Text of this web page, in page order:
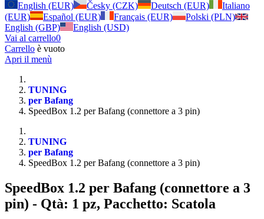
English (EUR)
Česky (CZK) Deutsch (EUR)
Italiano
(EUR)
Español (EUR) Français (EUR)
Polski (PLN)
English (GBP)
English (USD)
Vai al carrello0
Carrello è vuoto
Apri il menù
TUNING
per Bafang
SpeedBox 1.2 per Bafang (connettore a 3 pin)
TUNING
per Bafang
SpeedBox 1.2 per Bafang (connettore a 3 pin)
SpeedBox 1.2 per Bafang (connettore a 3
pin) - Qtà: 1 pz, Pacchetto: Scatola